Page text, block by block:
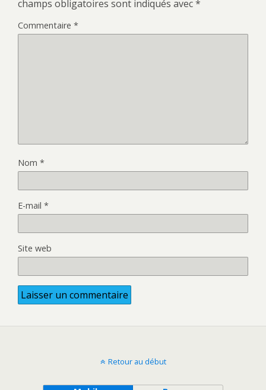
champs obligatoires sont indiqués avec*
Commentaire *
Nom *
E-mail *
Site web
Retour au début